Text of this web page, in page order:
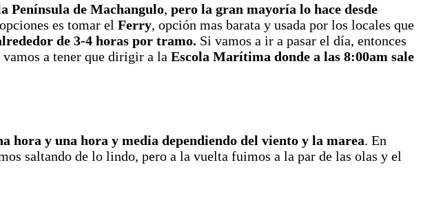
Península de Machangulo, pero la gran mayoría lo hace desde
es tomar el Ferry, opción mas barata y usada por los locales que
de 3-4 horas por tramo. Si vamos a ir a pasar el día, entonces
vamos a tener que dirigir a la Escola Marítima donde a las 8:00am sale
hora y una hora y media dependiendo del viento y la marea. En
saltando de lo lindo, pero a la vuelta fuimos a la par de las olas y el